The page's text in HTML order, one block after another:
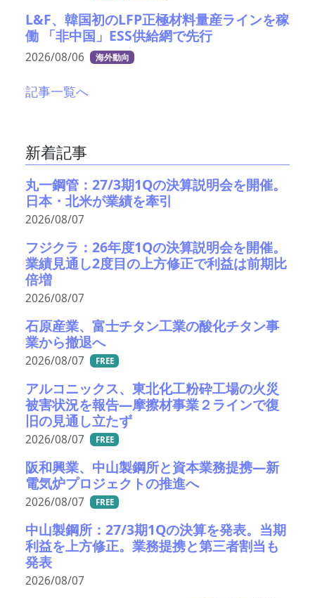
L&F、韓国初のLFP正極材料量産ラインを稼
働 「非中国」ESS供給網で先行
2026/08/06 海外動向
記事一覧へ
新着記事
丸一鋼管：27/3期1Qの決算説明会を開催。
日本・北米が業績を牽引
2026/08/07
フジクラ：26年度1Qの決算説明会を開催。
業績見通し2度目の上方修正で利益は前期比
倍増
2026/08/07
石原産業、富士チタン工業の酸化チタン事
業から撤退へ
2026/08/07 FREE
アルコニックス、東北化工粉砕工場の火災
被害状況を報告―摩擦材事業２ラインで復
旧の見通し立たず
2026/08/07 FREE
阪和興業、中山製鋼所と資本業務提携―新
電気炉プロジェクトの推進へ
2026/08/07 FREE
中山製鋼所：27/3期1Qの決算を発表。当期
利益を上方修正。業務提携と第三者割当も
発表
2026/08/07